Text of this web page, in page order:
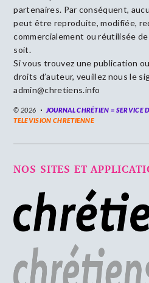
partenaires. Par conséquent,
peut être reproduite, modifiée,
commercialement ou réutilisée
soit.
Si vous trouvez une publication
droits d’auteur, veuillez nous le
admin@chretiens.info
© 2026 JOURNAL CHRÉTIEN = SERVICE
TELEVISION CHRETIENNE
NOS SITES ET